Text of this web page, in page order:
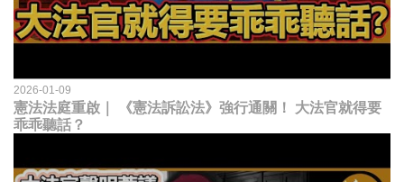
2026-01-09
憲法法庭重啟｜ 《憲法訴訟法》強行通關！ 大法官就得要
乖乖聽話？